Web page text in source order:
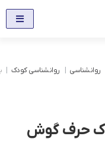
روانشناسی روانشناسی کودک
حرف گوش